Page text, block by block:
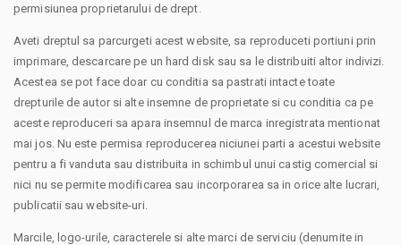
permisiunea proprietarului de drept.
Aveti dreptul sa parcurgeti acest website, sa reproduceti portiuni prin
imprimare, descarcare pe un hard disk sau sa le distribuiti altor indivizi.
Acestea se pot face doar cu conditia sa pastrati intacte toate
drepturile de autor si alte insemne de proprietate si cu conditia ca pe
aceste reproduceri sa apara insemnul de marca inregistrata mentionat
mai jos. Nu este permisa reproducerea niciunei parti a acestui website
pentru a fi vanduta sau distribuita in schimbul unui castig comercial si
nici nu se permite modificarea sau incorporarea sa in orice alte lucrari,
publicatii sau website-uri.
Marcile, logo-urile, caracterele si alte marci de serviciu (denumite in